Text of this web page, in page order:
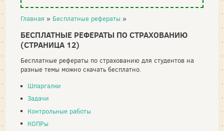
Главная » Бесплатные рефераты »
БЕСПЛАТНЫЕ РЕФЕРАТЫ ПО СТРАХОВАНИЮ
(СТРАНИЦА 12)
Бесплатные рефераты по страхованию для студентов на
разные темы можно скачать бесплатно.
Шпаргалки
Задачи
Контрольные работы
КОПРы